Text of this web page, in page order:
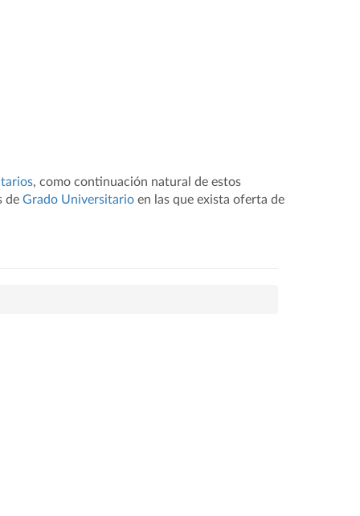
, como continuación natural de estos
de Grado Universitarioen las que exista oferta de